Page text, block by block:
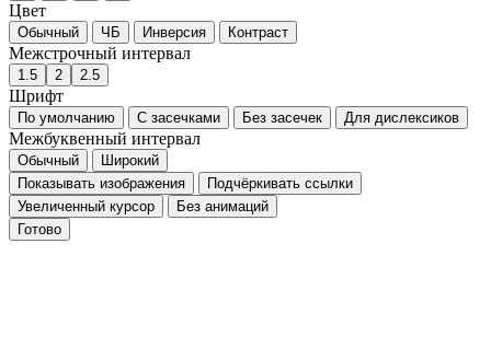
Цвет
Обычный ЧБ Инверсия Контраст
Межстрочный интервал
1.5 2 2.5
Шрифт
По умолчанию С засечками Без засечек Для дислексиков
Межбуквенный интервал
Обычный
Широкий
Показывать изображения
Подчёркивать ссылки
Увеличенный курсор
Без анимаций
Готово